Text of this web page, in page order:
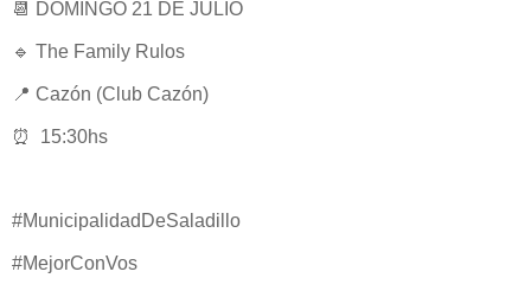
📆 DOMINGO 21 DE JULIO
🔹 The Family Rulos
📍 Cazón (Club Cazón)
⏰ 15:30hs
#MunicipalidadDeSaladillo
#MejorConVos